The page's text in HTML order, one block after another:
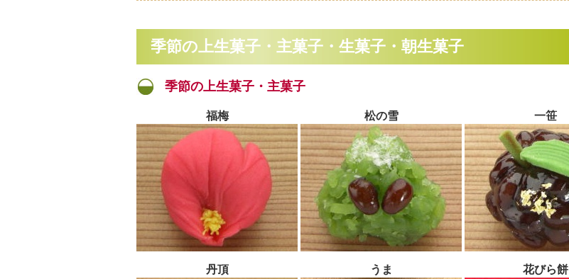
季節の上生菓子・主菓子・生菓子・朝生菓子
季節の上生菓子・主菓子
福梅 松の雪 一笹
丹頂 うま 花びら餅